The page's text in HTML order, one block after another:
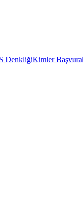
DenkliğiKimler